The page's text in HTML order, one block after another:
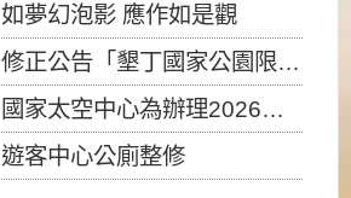
如夢幻泡影 應作如是觀
修正公告「墾丁國家公園限制水域遊憩活動之種類、範圍、時間及行為」，自即日生效。
國家太空中心為辦理2026台灣盃火箭競賽，陸、海、空域警戒及協調相關事宜，因颱風備案事宜
遊客中心公廁整修